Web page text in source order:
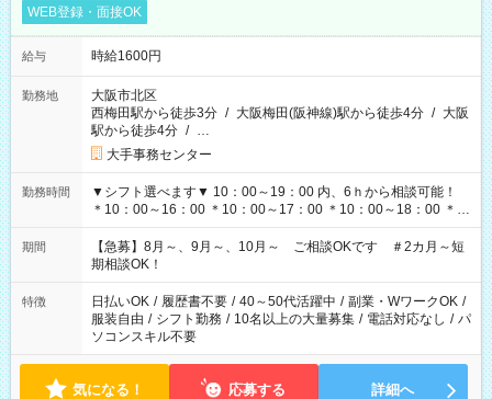
WEB登録・面接OK
給与 時給1600円
勤務地
大阪市北区
西梅田駅から徒歩3分 / 大阪梅田(阪神線)駅から徒歩4分 / 大阪
駅から徒歩4分 / …
大手事務センター
勤務時間
▼シフト選べます▼ 10：00～19：00 内、6ｈから相談可能！
＊10：00～16：00 ＊10：00～17：00 ＊10：00～18：00 ＊
11：00～19：00 ＊12：00～19：00 ＊13：00～19：00
期間
【急募】8月～、9月～、10月～ ご相談OKです ＃2カ月～短
期相談OK！
特徴 日払いOK / 履歴書不要 / 40～50代活躍中 / 副業・WワークOK /
服装自由 / シフト勤務 / 10名以上の大量募集 / 電話対応なし / パ
ソコンスキル不要
気になる！ 応募する 詳細へ